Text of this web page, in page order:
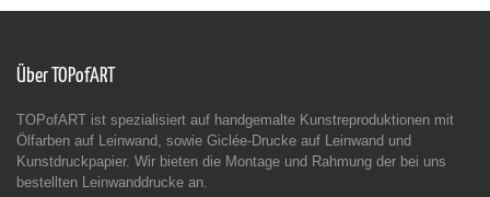
Über TOPofART
TOPofART ist spezialisiert auf handgemalte Kunstreproduktionen mit
Ölfarben auf Leinwand, sowie Giclée-Drucke auf Leinwand und
Kunstdruckpapier. Wir bieten die Montage und Rahmung der bei uns
bestellten Leinwanddrucke an.